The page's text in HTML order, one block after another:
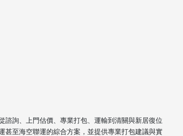
諮詢、上門估價、專業打包、運輸到清關與新居復位
甚至海空聯運的綜合方案，並提供專業打包建議與實